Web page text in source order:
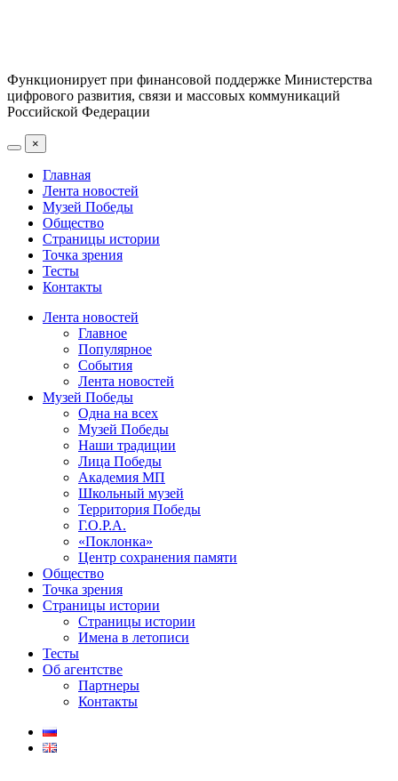
Функционирует при финансовой поддержке Министерства
цифрового развития, связи и массовых коммуникаций
Российской Федерации
×
Главная
Лента новостей
Музей Победы
Общество
Страницы истории
Точка зрения
Тесты
Контакты
Лента новостей
Главное
Популярное
События
Лента новостей
Музей Победы
Одна на всех
Музей Победы
Наши традиции
Лица Победы
Академия МП
Школьный музей
Территория Победы
Г.О.Р.А.
«Поклонка»
Центр сохранения памяти
Общество
Точка зрения
Страницы истории
Страницы истории
Имена в летописи
Тесты
Об агентстве
Партнеры
Контакты